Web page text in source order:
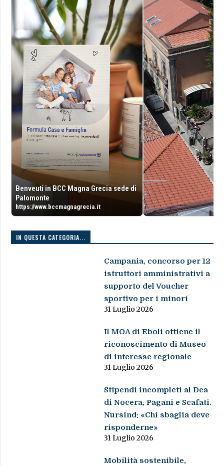
Benveuti in BCC Magna Grecia sede di
Palomonte
https://www.bccmagnagrecia.it
IN QUESTA CATEGORIA...
Campania, concorso per 12
istruttori amministrativi a
supporto del Voucher
sportivo per i minori
31 Luglio 2026
Il MOA di Eboli ottiene il
riconoscimento di Museo
di interesse regionale
31 Luglio 2026
Stipendi incompleti al Dea
di Nocera, Pagani e Scafati.
Nursind: «Chi sbaglia deve
risponderne»
31 Luglio 2026
Mobilità sostenibile,